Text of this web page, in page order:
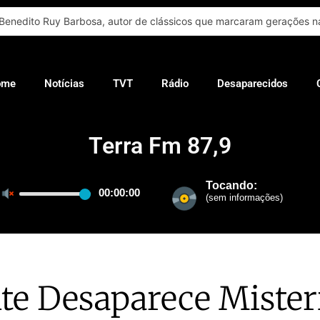
Ruy Barbosa, autor de clássicos que marcaram gerações
Notícias TVT Rádio Desaparecidos
Terra Fm 87,9
Desaparece